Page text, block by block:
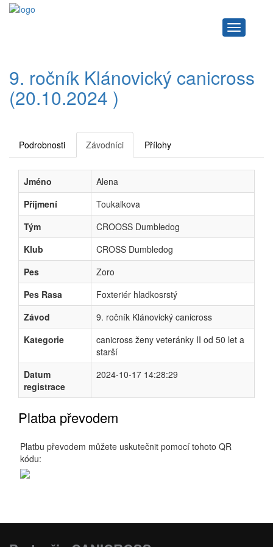
Navigace
9. ročník Klánovický canicross
(20.10.2024 )
Podrobnosti Závodníci Přílohy
Jméno
Alena
Příjmení
Toukalkova
Tým
CROOSS Dumbledog
Klub
CROSS Dumbledog
Pes
Zoro
Pes Rasa
Foxteriér hladkosrstý
Závod
9. ročník Klánovický canicross
Kategorie
canicross ženy veteránky II od 50 let a
starší
Datum
registrace
2024-10-17 14:28:29
Platba převodem
Platbu převodem můžete uskutečnit pomocí tohoto QR
kódu: